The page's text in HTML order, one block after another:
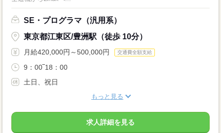
SE・プログラマ（汎用系）
東京都江東区/豊洲駅（徒歩 10分）
月給420,000円～500,000円 交通費全額支給
9：00‾18：00
土日、祝日
もっと見る
求人詳細を見る